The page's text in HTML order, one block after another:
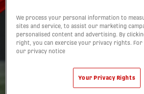
L'Atlético
remporte un
face au FC Supra
We process your personal information to
sites and service, to assist our marketing
personalised content and advertising. By
right, you can exercise your privacy rights.
our privacy notice
Your Privacy Rights